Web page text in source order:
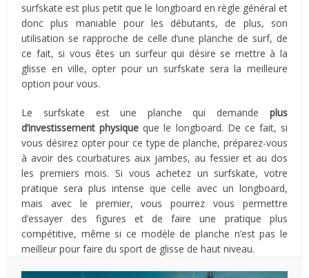
surfskate est plus petit que le longboard en règle général et
donc plus maniable pour les débutants, de plus, son
utilisation se rapproche de celle d’une planche de surf, de
ce fait, si vous êtes un surfeur qui désire se mettre à la
glisse en ville, opter pour un surfskate sera la meilleure
option pour vous.
Le surfskate est une planche qui demande plus
d’investissement physique que le longboard. De ce fait, si
vous désirez opter pour ce type de planche, préparez-vous
à avoir des courbatures aux jambes, au fessier et au dos
les premiers mois. Si vous achetez un surfskate, votre
pratique sera plus intense que celle avec un longboard,
mais avec le premier, vous pourrez vous permettre
d’essayer des figures et de faire une pratique plus
compétitive, même si ce modèle de planche n’est pas le
meilleur pour faire du sport de glisse de haut niveau.